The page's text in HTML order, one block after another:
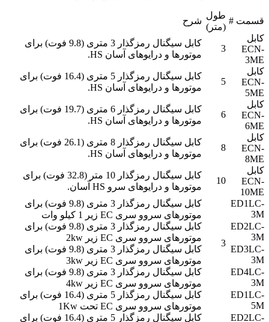
قسمت #
طول
(متر)
شرح
کابل
ECN-
3ME
3
کابل سیگنال رمزگذار 3 متری (9.8 فوت) برای
موتورها و درایوهای آسان HS.
کابل
ECN-
5ME
5
کابل سیگنال رمزگذار 5 متری (16.4 فوت) برای
موتورها و درایوهای آسان HS.
کابل
ECN-
6ME
6
کابل سیگنال رمزگذار 6 متری (19.7 فوت) برای
موتورها و درایوهای آسان HS.
کابل
ECN-
8ME
8
کابل سیگنال رمزگذار 8 متری (26.1 فوت) برای
موتورها و درایوهای آسان HS.
کابل
ECN-
10ME
10
کابل سیگنال رمزگذار 10 متر (32.8 فوت) برای
موتورها و درایوهای سرو HS آسان.
ED1LC-
3M
3
کابل سیگنال رمزگذار 3 متری (9.8 فوت) برای
موتورهای سروو سری EC زیر 1 کیلو وات
ED2LC-
3M
کابل سیگنال رمزگذار 3 متری (9.8 فوت) برای
موتورهای سروو سری EC زیر 2kw
ED3LC-
3M
کابل سیگنال رمزگذار 3 متری (9.8 فوت) برای
موتورهای سروو سری EC زیر 3kw
ED4LC-
3M
کابل سیگنال رمزگذار 3 متری (9.8 فوت) برای
موتورهای سروو سری EC زیر 4kw
ED1LC-
5M
کابل سیگنال رمزگذار 5 متری (16.4 فوت) برای
موتورهای سروو سری EC تحت 1Kw
ED2LC-
کابل سیگنال رمزگذار 5 متری (16.4 فوت) برای